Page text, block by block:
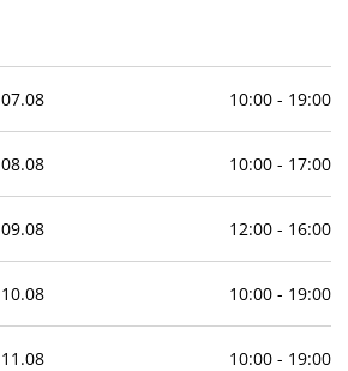
07.08 10:00- 19:00
08.08 10:00- 17:00
09.08 12:00- 16:00
10.08 10:00- 19:00
11 .08 10:00- 19:00